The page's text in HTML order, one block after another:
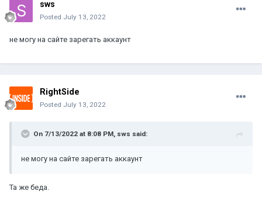
sws
Posted July 13, 2022
не могу на сайте зарегать аккаунт
RightSide
Posted July 13, 2022
On 7/13/2022 at 8:08 PM, sws said:
не могу на сайте зарегать аккаунт
Та же беда.